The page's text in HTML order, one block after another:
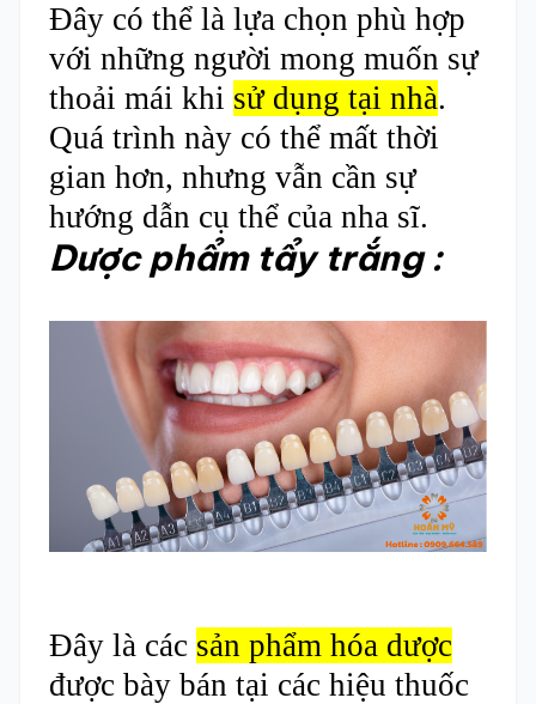
Đây có thể là lựa chọn phù hợp
với những người mong muốn sự
thoải mái khi sử dụng tại nhà.
Quá trình này có thể mất thời
gian hơn, nhưng vẫn cần sự
hướng dẫn cụ thể của nha sĩ.
Dược phẩm tẩy trắng :
Đây là các sản phẩm hóa dược
được bày bán tại các hiệu thuốc